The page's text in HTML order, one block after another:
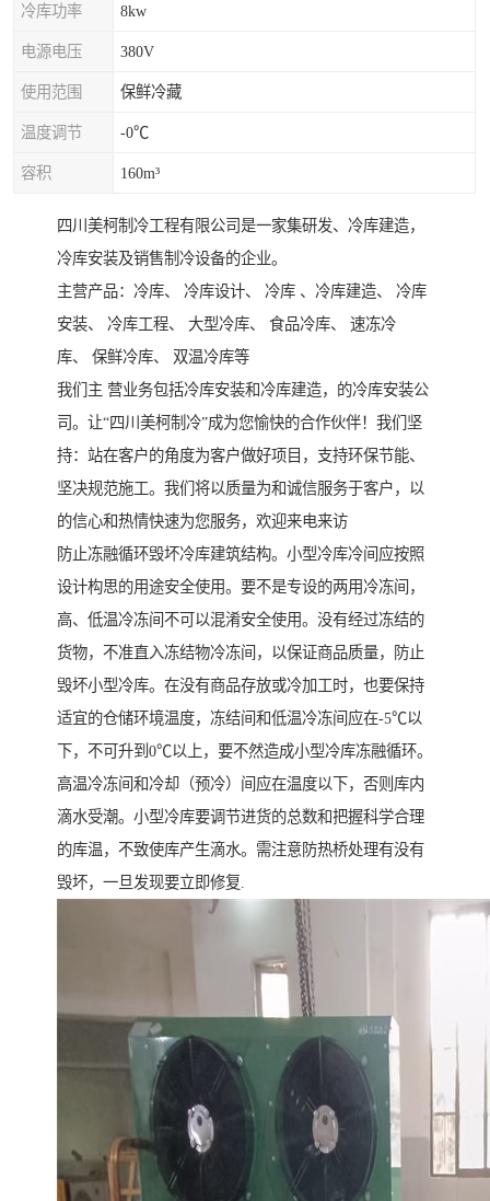
冷库功率 8kw
电源电压 380V
使用范围 保鲜冷藏
温度调节 -0℃
容积 160m³
四川美柯制冷工程有限公司是一家集研发、冷库建造，
冷库安装及销售制冷设备的企业。
主营产品：冷库、 冷库设计、 冷库 、冷库建造、 冷库
安装、 冷库工程、 大型冷库、 食品冷库、 速冻冷
库、 保鲜冷库、 双温冷库等
我们主 营业务包括冷库安装和冷库建造，的冷库安装公
司。让“四川美柯制冷”成为您愉快的合作伙伴！我们坚
持：站在客户的角度为客户做好项目，支持环保节能、
坚决规范施工。我们将以质量为和诚信服务于客户，以
的信心和热情快速为您服务，欢迎来电来访
防止冻融循环毁坏冷库建筑结构。小型冷库冷间应按照
设计构思的用途安全使用。要不是专设的两用冷冻间，
高、低温冷冻间不可以混淆安全使用。没有经过冻结的
货物，不准直入冻结物冷冻间，以保证商品质量，防止
毁坏小型冷库。在没有商品存放或冷加工时，也要保持
适宜的仓储环境温度，冻结间和低温冷冻间应在-5℃以
下，不可升到0℃以上，要不然造成小型冷库冻融循环。
高温冷冻间和冷却（预冷）间应在温度以下，否则库内
滴水受潮。小型冷库要调节进货的总数和把握科学合理
的库温，不致使库产生滴水。需注意防热桥处理有没有
毁坏，一旦发现要立即修复.